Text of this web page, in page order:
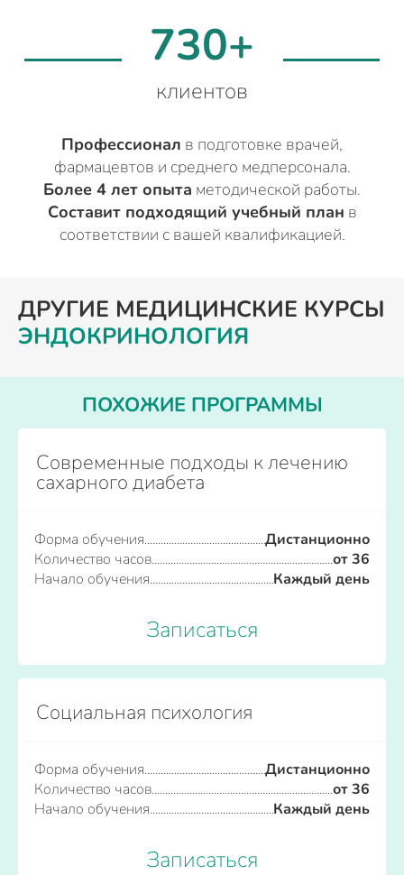
730+
клиентов
Профессионал в подготовке врачей,
фармацевтов и среднего медперсонала.
Более 4 лет опыта методической работы.
Составит подходящий учебный план в
соответствии с вашей квалификацией.
ДРУГИЕ МЕДИЦИНСКИЕ КУРСЫ
ЭНДОКРИНОЛОГИЯ
ПОХОЖИЕ ПРОГРАММЫ
Современные подходы к лечению
сахарного диабета
Форма обучения
Дистанционно
Количество часов
от 36
Начало обучения
Каждый день
Записаться
Социальная психология
Форма обучения
Дистанционно
Количество часов
от 36
Начало обучения
Каждый день
Записаться